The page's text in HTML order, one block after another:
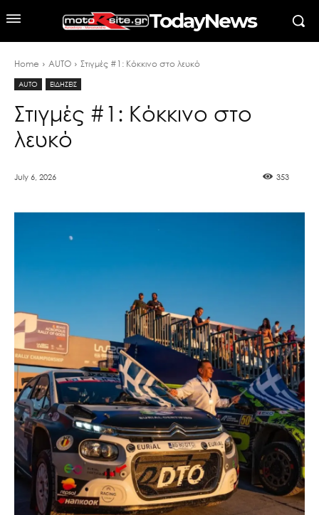
TodayNews
Home AUTO Στιγμές #1: Κόκκινο στο λευκό
AUTO ΕΙΔΗΣΕΙΣ
Στιγμές #1: Κόκκινο στο
λευκό
July 6, 2026 353